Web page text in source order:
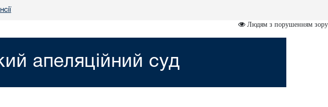
Людям з порушенням зору
апеляційний суд